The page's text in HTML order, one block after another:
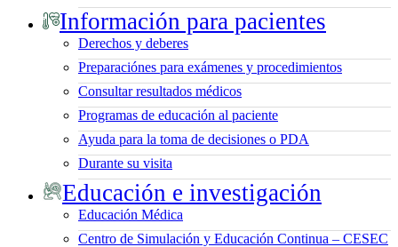
Información para pacientes
Derechos y deberes
Preparaciónes para exámenes y procedimientos
Consultar resultados médicos
Programas de educación al paciente
Ayuda para la toma de decisiones o PDA
Durante su visita
Educación e investigación
Educación Médica
Centro de Simulación y Educación Continua – CESEC